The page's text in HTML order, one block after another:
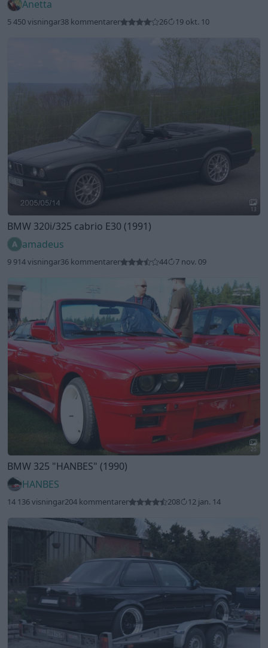
Anetta
5 450 visningar38 kommentarer 26 19 okt. 10
13
BMW 320i/325 cabrio E30 (1991)
amadeus
9 914 visningar36 kommentarer 44 7 nov. 09
20
BMW 325 "HANBES" (1990)
HANBES
14 136 visningar204 kommentarer 208 12 jan. 14